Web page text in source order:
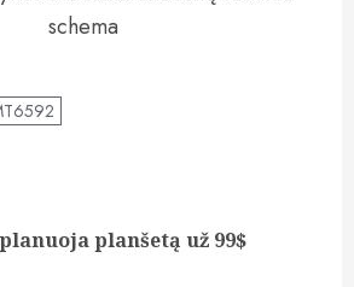
schema
planšetą už 99$